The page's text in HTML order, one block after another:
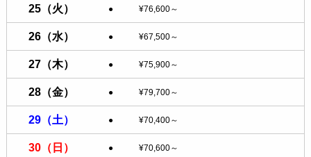
25 （火） ● ¥76,600～
26 （水） ● ¥67,500～
27 （木） ● ¥75,900～
28 （金） ● ¥79,700～
29 （土） ● ¥70,400～
30 （日） ● ¥70,600～